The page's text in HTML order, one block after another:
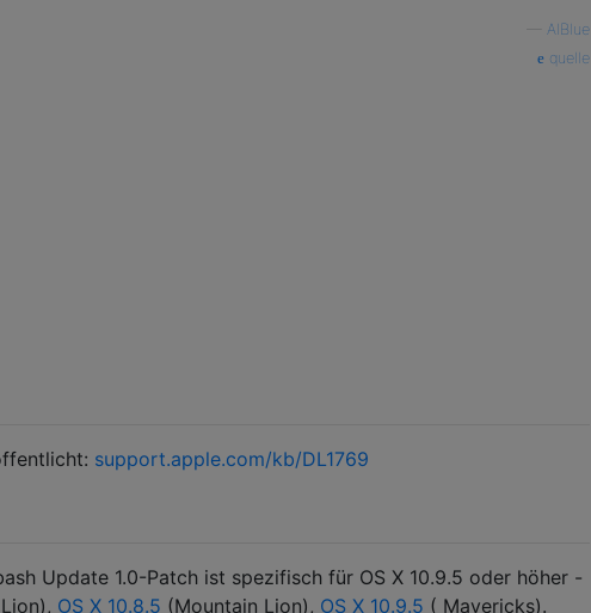
AlBlue
quelle
support.apple.com/kb/DL1769
Update 1.0-Patch ist spezifisch für OS X 10.9.5 oder höher -
OS X 10.8.5 (Mountain Lion), OS X 10.9.5 ( Mavericks).